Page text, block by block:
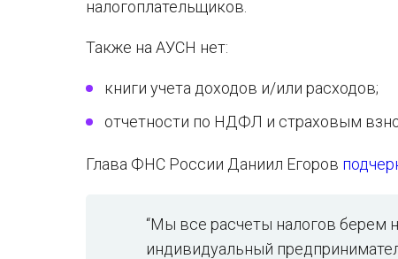
налогоплательщиков.
Также на АУСН нет:
книги учета доходов и/или расходов;
отчетности по НДФЛ и страховым
Глава ФНС России Даниил Егоров
“Мы все расчеты налогов берем
индивидуальный